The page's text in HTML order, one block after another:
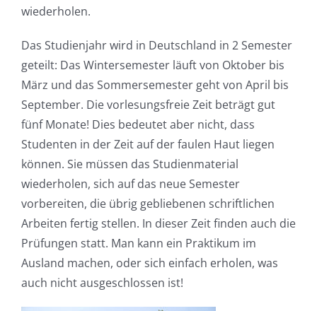
wiederholen.
Das Studienjahr wird in Deutschland in 2 Semester
geteilt: Das Wintersemester läuft von Oktober bis
März und das Sommersemester geht von April bis
September. Die vorlesungsfreie Zeit beträgt gut
fünf Monate! Dies bedeutet aber nicht, dass
Studenten in der Zeit auf der faulen Haut liegen
können. Sie müssen das Studienmaterial
wiederholen, sich auf das neue Semester
vorbereiten, die übrig gebliebenen schriftlichen
Arbeiten fertig stellen. In dieser Zeit finden auch die
Prüfungen statt. Man kann ein Praktikum im
Ausland machen, oder sich einfach erholen, was
auch nicht ausgeschlossen ist!